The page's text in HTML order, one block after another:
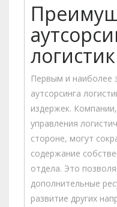
Первым и наиболее
аутсорсинга
издержек.
управления
стороне, могут
содержание
отдела. Это
дополнительные
развитие других